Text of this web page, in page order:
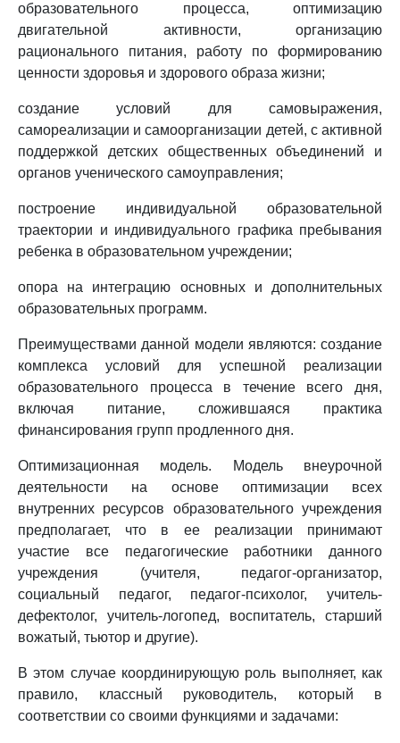
образовательного процесса, оптимизацию
двигательной активности, организацию
рационального питания, работу по формированию
ценности здоровья и здорового образа жизни;
создание условий для самовыражения,
самореализации и самоорганизации детей, с активной
поддержкой детских общественных объединений и
органов ученического самоуправления;
построение индивидуальной образовательной
траектории и индивидуального графика пребывания
ребенка в образовательном учреждении;
опора на интеграцию основных и дополнительных
образовательных программ.
Преимуществами данной модели являются: создание
комплекса условий для успешной реализации
образовательного процесса в течение всего дня,
включая питание, сложившаяся практика
финансирования групп продленного дня.
Оптимизационная модель. Модель внеурочной
деятельности на основе оптимизации всех
внутренних ресурсов образовательного учреждения
предполагает, что в ее реализации принимают
участие все педагогические работники данного
учреждения (учителя, педагог-организатор,
социальный педагог, педагог-психолог, учитель-
дефектолог, учитель-логопед, воспитатель, старший
вожатый, тьютор и другие).
В этом случае координирующую роль выполняет, как
правило, классный руководитель, который в
соответствии со своими функциями и задачами: